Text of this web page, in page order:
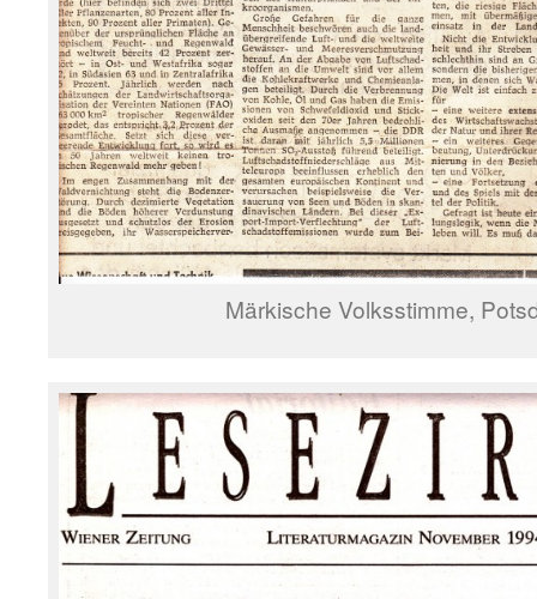
Märkische Volksstimme,